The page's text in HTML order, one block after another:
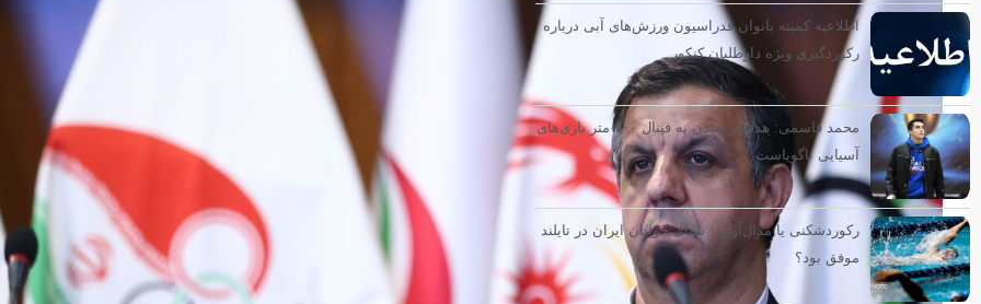
اطلاعیه کمیته بانوان فدراسیون ورزش‌های آبی درباره
رکوردگیری ویژه داوطلبان کنکور
محمد قاسمی: هدفم رسیدن به فینال ۴۰۰ متر بازی‌های
آسیایی ناگویاست
رکوردشکنی یا مدال‌آوری؛ شنای جوانان ایران در تایلند
موفق بود؟